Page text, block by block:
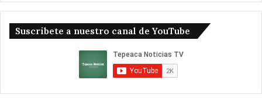
Suscribete a nuestro canal de YouTube